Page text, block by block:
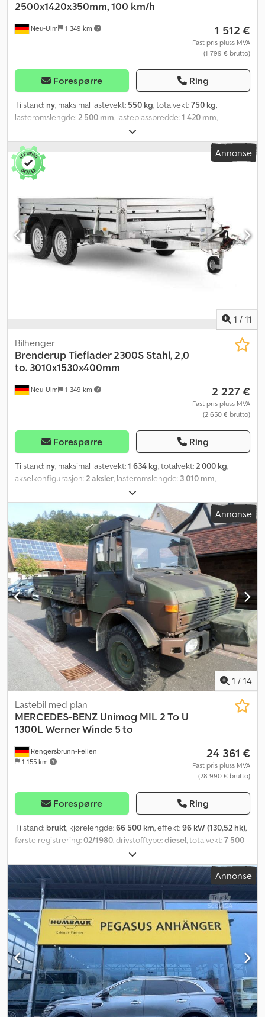
Neu-Ulm 1 349 km
2500x1420x350mm, 100 km/h
1 512 €
Fast pris pluss MVA
(1 799 € brutto)
Forespørre Ring
Tilstand: ny, maksimal lastevekt: 550 kg, totalvekt:750 kg,
lasteromslengde: 2 500 mm , lasteplassbredde:1 420 mm
, lasteromsvolum:
byggehøyde:1 460 mm, arbeidsbredde:1 490 mm,
Annonse
1 / 11
Neu-Ulm 1 349 km
Bilhenger
BrenderupTieflader 2300S Stahl, 2,0
to. 3010x1530x400mm
2 227 €
Fast pris pluss MVA
(2 650 € brutto)
Forespørre Ring
Tilstand: ny, maksimal lastevekt:1 634 kg, totalvekt:2 000 kg,
akselkonfigurasjon:2 aksler, lasteromslengde: 3 010 mm,
, lasteromshøyde:
lasteromsvolum:1,8 m³, farge:annen, byggehøyde:940 mm,
arbeidsbredde:2 040 mm, Annonse
1 / 14
Rengersbrunn-Fellen
1 155 km
Lastebil med plan
MERCEDES-BENZ Unimog MIL 2 To U
1300L Werner Winde 5 to
24 361 €
Fast pris pluss MVA
(28 990 € brutto)
Forespørre Ring
Tilstand: brukt, kjørelengde:66 500 km, effekt:96 kW (130,52 hk),
første registrering:02/1980 , drivstofftype:diesel , totalvekt:7 500
, antall seter:
mm, total høyde:2 900 mm, lasteromslengde:3 300 mm,
lasteplassbredde: 2 100 mm firehjulsdrift Annonse